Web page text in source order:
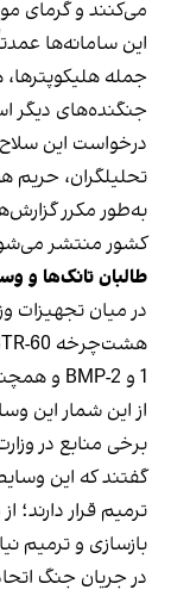
می‌کنند و گرمای
این سامانه‌ها
جمله
جنگنده‌های دیگر
درخواست این
تحلیلگران،
به‌طور مکرر
کشور منتشر
طالبان تانک‌ها و
از این شمار این وسایط حدود ۴۶۰
برخی منابع در
گفتند که این
بازسازی و ترمیم
در جریان جنگ